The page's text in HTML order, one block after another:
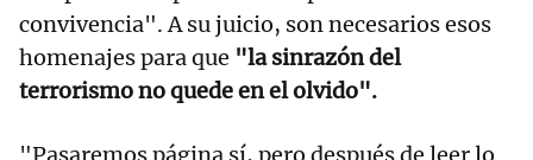
convivencia". A su juicio, son necesarios esos
homenajes para que "la sinrazón del
terrorismo no quede en el olvido".